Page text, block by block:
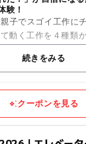
験！
子でスゴイ工作に
す！ 未就学のお子様も親子
続きをみる
クーポンを見る